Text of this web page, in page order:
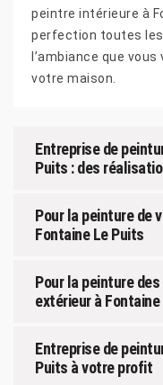
peintre intérieure à
perfection toutes
l’ambiance que
votre maison.
Entreprise de
Puits : des
Pour la peinture de
Fontaine Le Puits
Pour la peinture
extérieur à
Entreprise de
Puits à votre profit